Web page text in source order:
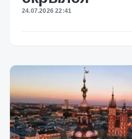
24.07.2026 22:41